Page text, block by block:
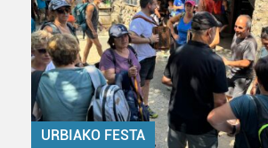
URBIAKO FESTA